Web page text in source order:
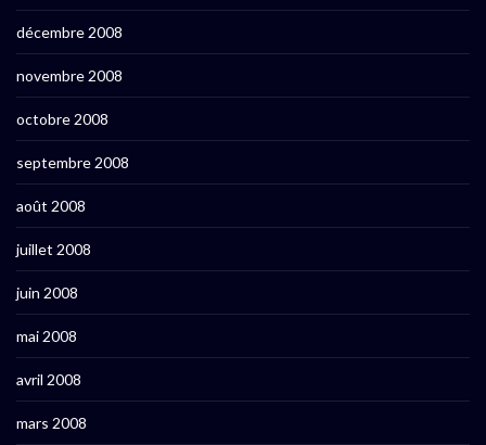
décembre 2008
novembre 2008
octobre 2008
septembre 2008
août 2008
juillet 2008
juin 2008
mai 2008
avril 2008
mars 2008